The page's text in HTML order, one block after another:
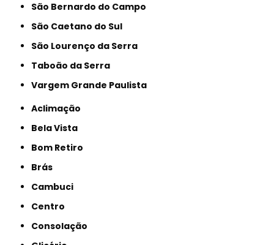
São Bernardo do Campo
São Caetano do Sul
São Lourenço da Serra
Taboão da Serra
Vargem Grande Paulista
Aclimação
Bela Vista
Bom Retiro
Brás
Cambuci
Centro
Consolação